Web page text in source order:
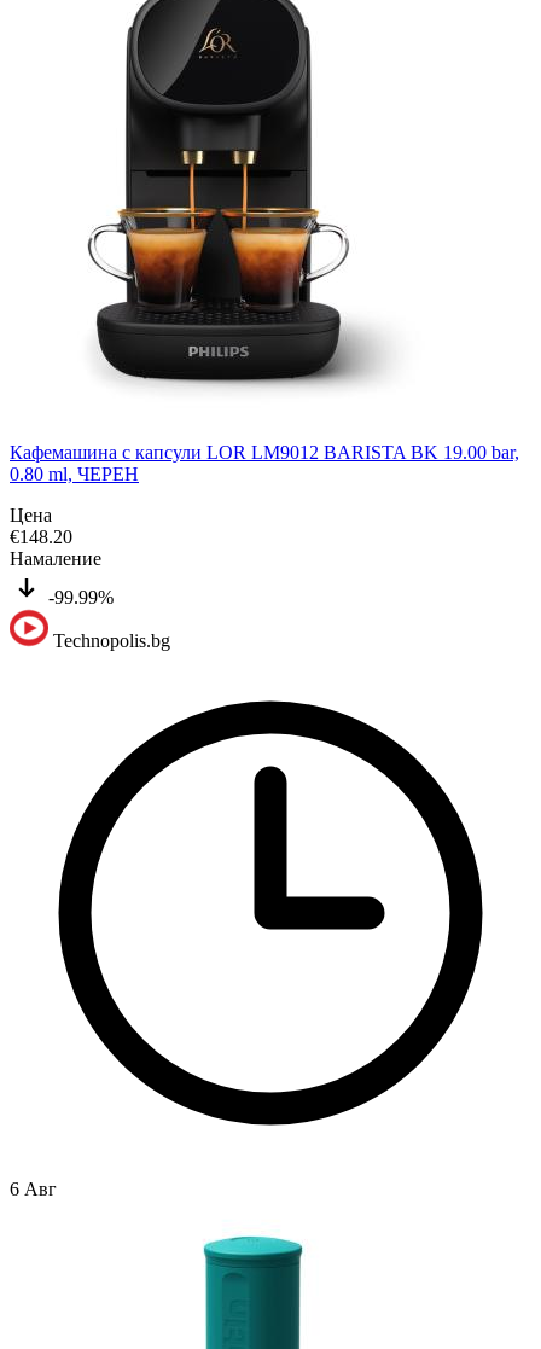
Кафемашина с капсули LOR LM9012 BARISTA BK 19.00 bar,
0.80 ml, ЧЕРЕН
Цена
€148.20
Намаление
-99.99%
Technopolis.bg
6 Авг